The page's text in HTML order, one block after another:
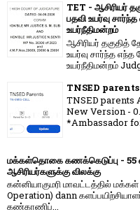
TET - ஆசிரியர்
பதவி உயர்வு
உயர்நீதிமன்றம்
ஆசிரியர் தகுதித்
உயர்வு சார்ந்த
உயர்நீதிமன்றம்
TNSED
TNSED parents
New Version -
*Ambassador
மக்கள்தொகை கணக்கெடுப்பு - 55
ஆசிரியர்களுக்கு விலக்கு
கன்னியாகுமரி மாவட்டத்தில்
Operation) dann
கண்காணிப்...